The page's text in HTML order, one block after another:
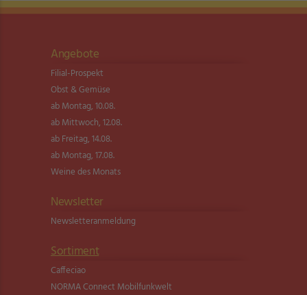
Angebote
Filial-Prospekt
Obst & Gemüse
ab Montag, 10.08.
ab Mittwoch, 12.08.
ab Freitag, 14.08.
ab Montag, 17.08.
Weine des Monats
Newsletter
Newsletter­anmeldung
Sortiment
Caffeciao
NORMA Connect Mobilfunkwelt